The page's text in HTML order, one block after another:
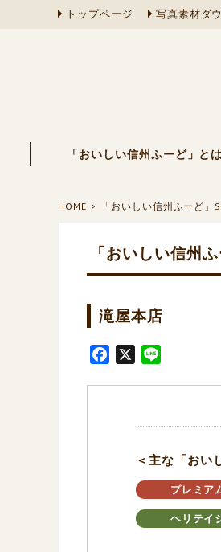
トップページ 写真素材ダ
「おいしい信州ふーど」と
HOME 「おいしい信州ふーど」
「おいしい信州
滝屋本店
＜主な「おい
プレミア
ヘリテイ